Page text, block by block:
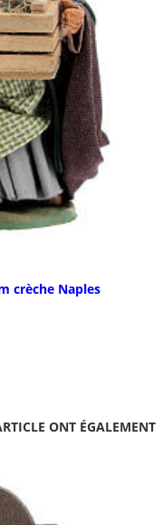
crèche Naples
ONT ÉGALEMENT